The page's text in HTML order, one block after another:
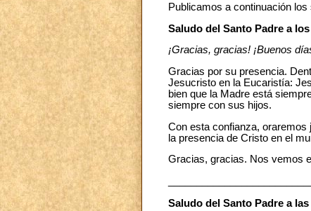
Publicamos a continuación
Saludo del Santo Padre a
¡Gracias, gracias! ¡Buenos
Gracias por su presencia.
Jesucristo en la Eucaristía:
bien que la Madre está
siempre con sus hijos.
Con esta confianza,
la presencia de Cristo en el
Gracias, gracias. Nos vemos
Saludo del Santo Padre a